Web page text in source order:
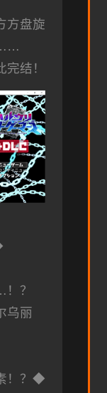
方盘旋
……
结！
？
乌丽
！？◆